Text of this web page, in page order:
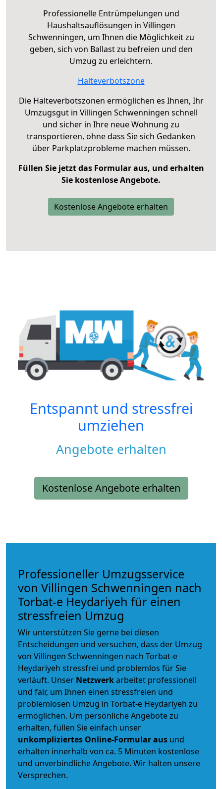
Professionelle Entrümpelungen und
Haushaltsauflösungen in Villingen
Schwenningen, um Ihnen die Möglichkeit zu
geben, sich von Ballast zu befreien und den
Umzug zu erleichtern.
Halteverbotszone
Die Halteverbotszonen ermöglichen es Ihnen, Ihr
Umzugsgut in Villingen Schwenningen schnell
und sicher in Ihre neue Wohnung zu
transportieren, ohne dass Sie sich Gedanken
über Parkplatzprobleme machen müssen.
Füllen Sie jetzt das Formular aus, und erhalten
Sie kostenlose Angebote.
Kostenlose Angebote erhalten
Entspannt und stressfrei
umziehen
Angebote erhalten
Kostenlose Angebote erhalten
Professioneller Umzugsservice
von Villingen Schwenningen nach
Torbat-e Heydariyeh für einen
stressfreien Umzug
Wir unterstützen Sie gerne bei diesen
Entscheidungen und versuchen, dass der Umzug
von Villingen Schwenningen nach Torbat-e
Heydariyeh stressfrei und problemlos für Sie
verläuft. Unser Netzwerkarbeitet professionell
und fair, um Ihnen einen stressfreien und
problemlosen Umzug in Torbat-e Heydariyeh zu
ermöglichen. Um persönliche Angebote zu
erhalten, füllen Sie einfach unser
unkompliziertes Online-Formular aus und
erhalten innerhalb von ca. 5 Minuten kostenlose
und unverbindliche Angebote. Wir halten unsere
Versprechen.